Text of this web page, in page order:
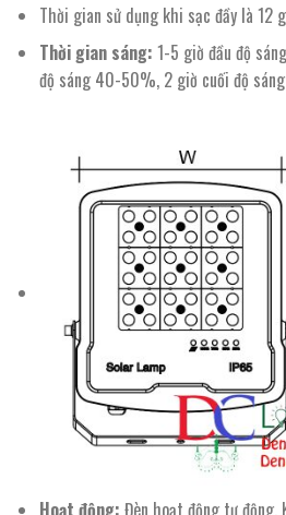
Thời gian sử dụng khi sạc đầy là 12
Thời gian sáng: 1-5 giờ đầu độ
độ sáng 40-50%, 2 giờ cuối độ
Hoạt động: Đèn hoạt động tự